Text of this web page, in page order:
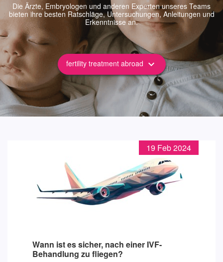
Die Ärzte, Embryologen und anderen Experten unseres Teams
bieten ihre besten Ratschläge, Untersuchungen, Anleitungen und
Erkenntnisse an.
fertility treatment abroad keyboard_arrow_down
19 Feb 2024
Wann ist es sicher, nach einer IVF-
Behandlung zu fliegen?